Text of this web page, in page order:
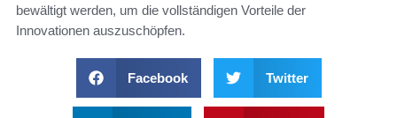
bewältigt werden, um die vollständigen Vorteile der
Innovationen auszuschöpfen.
Facebook Twitter